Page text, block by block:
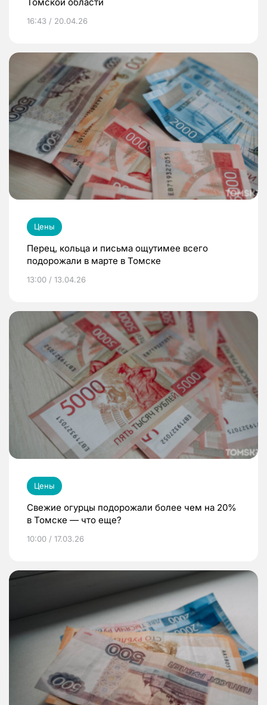
16:43 / 20.04.26
Цены
Перец, кольца и письма ощутимее всего
подорожали в марте в Томске
13:00 / 13.04.26
Цены
Свежие огурцы подорожали более чем на 20%
в Томске — что еще?
10:00 / 17.03.26